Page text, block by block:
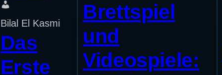
Bilal El Kasmi
Das
Erste
Brettspiel
und
Videospiele: